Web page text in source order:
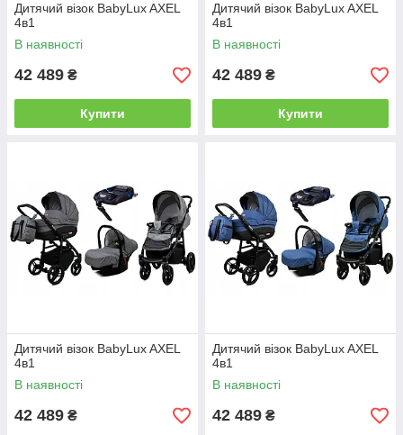
Дитячий візок BabyLux AXEL
4в1
В наявності
42 489 ₴
Купити
Дитячий візок BabyLux AXEL
4в1
В наявності
42 489 ₴
Купити
Дитячий візок BabyLux AXEL
4в1
В наявності
42 489 ₴
Дитячий візок BabyLux AXEL
4в1
В наявності
42 489 ₴